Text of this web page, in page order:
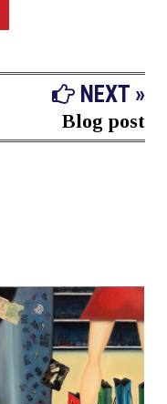
NEXT »
Blog post